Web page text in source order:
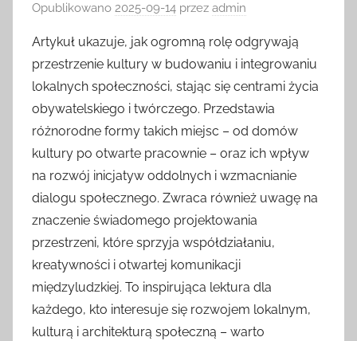
Opublikowano 2025-09-14 przez admin
Artykuł ukazuje, jak ogromną rolę odgrywają
przestrzenie kultury w budowaniu i integrowaniu
lokalnych społeczności, stając się centrami życia
obywatelskiego i twórczego. Przedstawia
różnorodne formy takich miejsc – od domów
kultury po otwarte pracownie – oraz ich wpływ
na rozwój inicjatyw oddolnych i wzmacnianie
dialogu społecznego. Zwraca również uwagę na
znaczenie świadomego projektowania
przestrzeni, które sprzyja współdziałaniu,
kreatywności i otwartej komunikacji
międzyludzkiej. To inspirująca lektura dla
każdego, kto interesuje się rozwojem lokalnym,
kulturą i architekturą społeczną – warto